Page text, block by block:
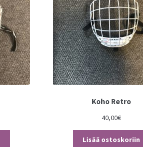
Koho Retro
40,00€
Lisää ostoskoriin